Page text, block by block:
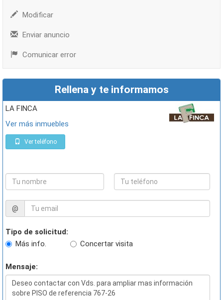
Modificar
Enviar anuncio
Comunicar error
Rellena y te informamos
LA FINCA
Ver más inmuebles
Ver teléfono
@
Tipo de solicitud:
Más info.
Concertar visita
Mensaje: